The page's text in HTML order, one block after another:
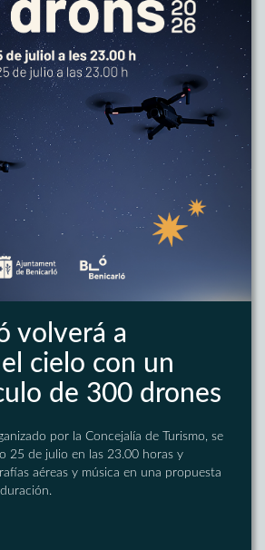
volverá a
cielo con un
de 300 drones
por la Concejalía de Turismo, se
25 de julio en las 23.00 horas y
aéreas y música en una propuesta